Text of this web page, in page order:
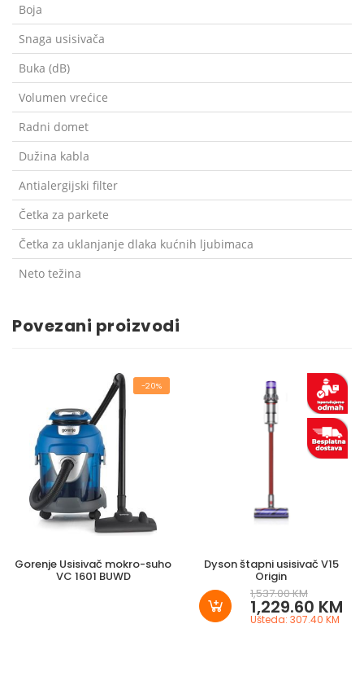
Boja
Snaga usisivača
Buka (dB)
Volumen vrećice
Radni domet
Dužina kabla
Antialergijski filter
Četka za parkete
Četka za uklanjanje dlaka kućnih ljubimaca
Neto težina
Povezani proizvodi
-20%
Gorenje Usisivač mokro-suho
VC 1601 BUWD
Dyson štapni usisivač V15
Origin
1,537.00 KM
1,229.60 KM
Ušteda: 307.40 KM